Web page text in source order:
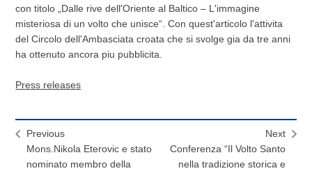
con titolo „Dalle rive dell'Oriente al Baltico – L'immagine
misteriosa di un volto che unisce“. Con quest'articolo l'attivita
del Circolo dell'Ambasciata croata che si svolge gia da tre anni
ha ottenuto ancora piu pubblicita.
Press releases
Previous
Mons.Nikola Eterovic e stato
nominato membro della
Next
Conferenza “Il Volto Santo
nella tradizione storica e